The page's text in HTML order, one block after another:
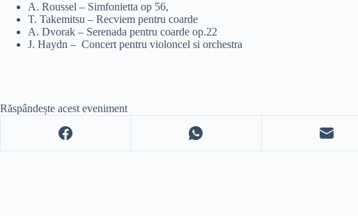
A. Roussel – Simfonietta op 56,
T. Takemitsu – Recviem pentru coarde
A. Dvorak – Serenada pentru coarde op.22
J. Haydn – Concert pentru violoncel si orchestra
Răspândește acest eveniment